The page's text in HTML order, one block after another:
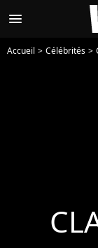
menu
Accueil Célébrités